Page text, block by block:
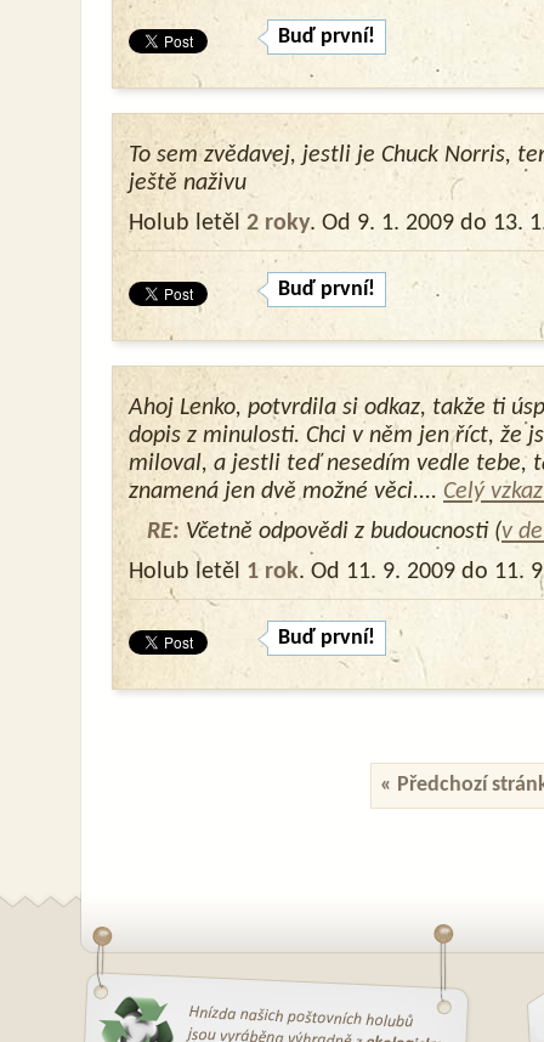
Buď první!
To sem zvědavej, jestli je Chuck Norris,
ještě naživu
Holub letěl 2 roky. Od 9. 1. 2009 do 13.
Buď první!
Ahoj Lenko, potvrdila si odkaz, takže ti
dopis z minulosti. Chci v něm jen říct, že
miloval, a jestli teď nesedím vedle tebe,
znamená jen dvě možné věci.... Celý
RE: Včetně odpovědi z budoucnosti (v
Holub letěl 1 rok. Od 11. 9. 2009 do 11.
Buď první!
« Předchozí